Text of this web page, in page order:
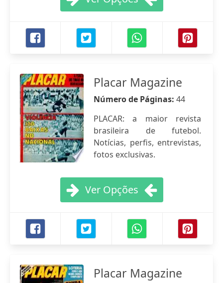
Placar Magazine
Número de Páginas: 44
PLACAR: a maior revista
brasileira de futebol.
Notícias, perfis, entrevistas,
fotos exclusivas.
Ver Opções
Placar Magazine